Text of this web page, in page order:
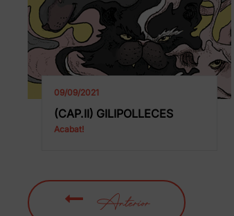
09/09/2021
(CAP.II) GILIPOLLECES
Acabat!
Anterior